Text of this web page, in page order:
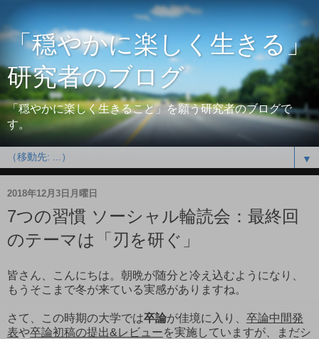
「穏やかに楽しく生きる」
研究者のブログ
「穏やかに楽しく生きること」を願う研究者のブログで
す。
▼
2018年12月3日月曜日
7つの習慣 ソーシャル輪読会：最終回
のテーマは「刃を研ぐ」
皆さん、こんにちは。朝晩が随分と冷え込むようになり、
もうそこまで冬が来ている実感がありますね。
さて、この時期の大学では卒論が佳境に入り、 卒論中間発
表や卒論初稿の提出&レビューを実施していますが、まだシ